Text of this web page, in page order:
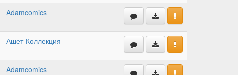
Adamcomics
Ашет-Коллекция
Adamcomics